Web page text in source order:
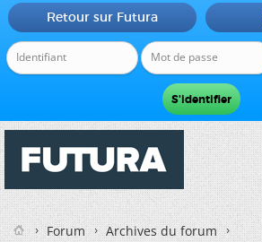
Retour sur Futura
Forum
Archives du forum